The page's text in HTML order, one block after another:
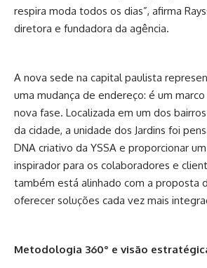
respira moda todos os dias”, afirma
diretora e fundadora da agência.
A nova sede na capital paulista
uma mudança de endereço: é um
nova fase. Localizada em um dos
da cidade, a unidade dos Jardins foi
DNA criativo da YSSA e proporcionar
inspirador para os colaboradores e
também está alinhado com a proposta
oferecer soluções cada vez mais
Metodologia 360° e visão